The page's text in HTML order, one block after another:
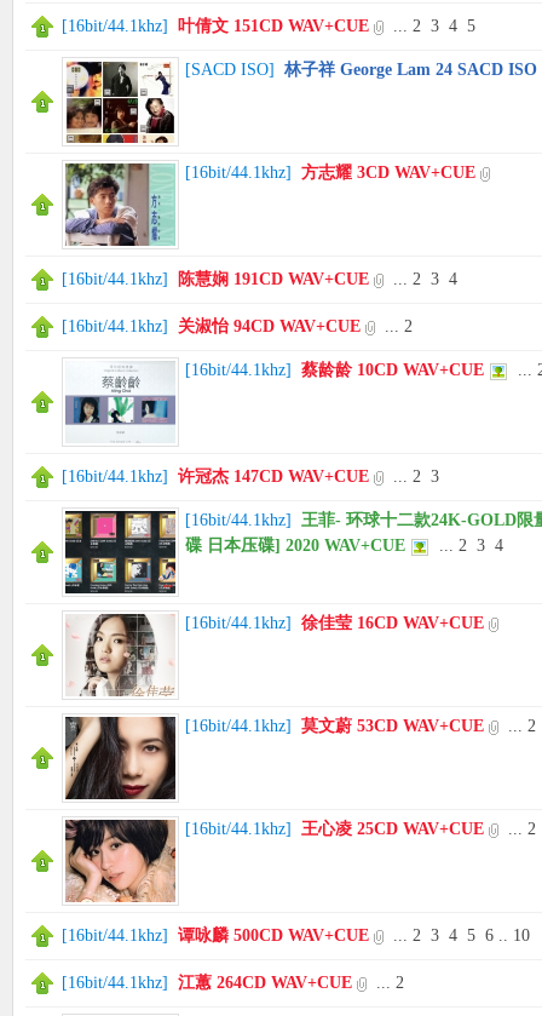
[16bit/44.1khz] 叶倩文 151CD WAV+CUE ... 2 3 4 5
[SACD ISO] 林子祥 George Lam 24 SACD ISO
[16bit/44.1khz] 方志耀 3CD WAV+CUE
[16bit/44.1khz] 陈慧娴 191CD WAV+CUE ... 2 3 4
[16bit/44.1khz] 关淑怡 94CD WAV+CUE ... 2
[16bit/44.1khz] 蔡龄龄 10CD WAV+CUE ...
[16bit/44.1khz] 许冠杰 147CD WAV+CUE ... 2 3
[16bit/44.1khz]
王菲- 环球十二款24K-GOLD限
碟 日本压碟] 2020 WAV+CUE
... 2 3 4
[16bit/44.1khz] 徐佳莹 16CD WAV+CUE
[16bit/44.1khz] 莫文蔚 53CD WAV+CUE ... 2
[16bit/44.1khz] 王心凌 25CD WAV+CUE ... 2
[16bit/44.1khz] 谭咏麟 500CD WAV+CUE ... 2 3 4 5 6 .. 10
[16bit/44.1khz] 江蕙 264CD WAV+CUE ... 2